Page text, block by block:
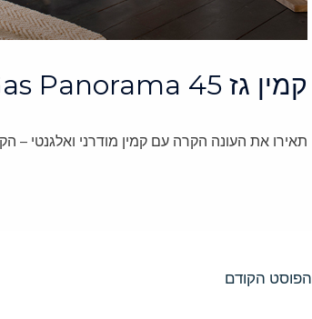
קמין גז BOX Gas Panorama 45
תאירו את העונה הקרה עם קמין מודרני ואלגנטי –
הפוסט הקודם